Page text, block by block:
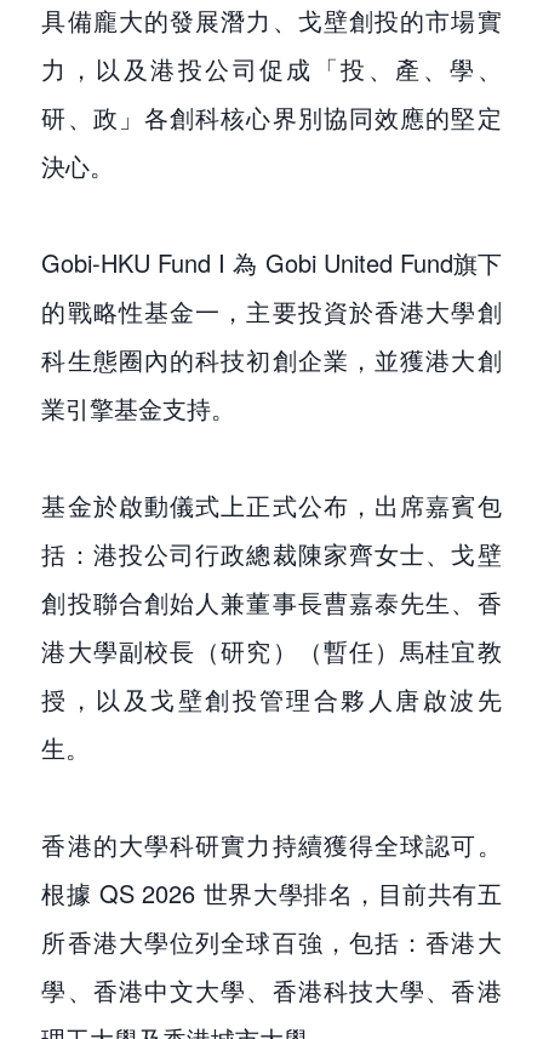
具備龐大的發展潛力、戈壁創投的市場實
力，以及港投公司促成「投、產、學、
研、政」各創科核心界別協同效應的堅定
決心。
Gobi-HKU Fund I 為 Gobi United Fund旗下
的戰略性基金一，主要投資於香港大學創
科生態圈內的科技初創企業，並獲港大創
業引擎基金支持。
基金於啟動儀式上正式公布，出席嘉賓包
括：港投公司行政總裁陳家齊女士、戈壁
創投聯合創始人兼董事長曹嘉泰先生、香
港大學副校長（研究）（暫任）馬桂宜教
授，以及戈壁創投管理合夥人唐啟波先
生。
香港的大學科研實力持續獲得全球認可。
根據 QS 2026 世界大學排名，目前共有五
所香港大學位列全球百強，包括：香港大
學、香港中文大學、香港科技大學、香港